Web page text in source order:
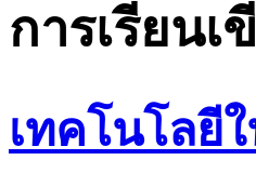
การเรียน
เทคโนโลยี